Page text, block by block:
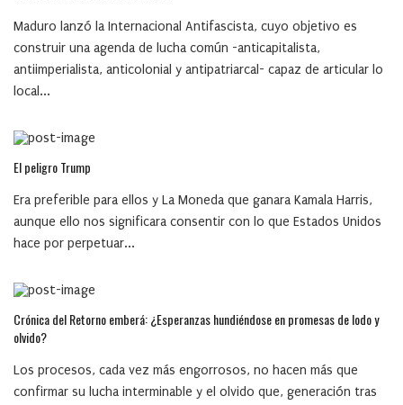
Maduro lanzó la Internacional Antifascista, cuyo objetivo es
construir una agenda de lucha común -anticapitalista,
antiimperialista, anticolonial y antipatriarcal- capaz de articular lo
local...
El peligro Trump
Era preferible para ellos y La Moneda que ganara Kamala Harris,
aunque ello nos significara consentir con lo que Estados Unidos
hace por perpetuar...
Crónica del Retorno emberá: ¿Esperanzas hundiéndose en promesas de lodo y
olvido?
Los procesos, cada vez más engorrosos, no hacen más que
confirmar su lucha interminable y el olvido que, generación tras